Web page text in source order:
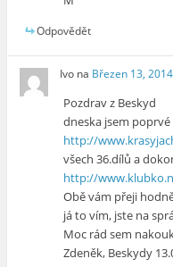
Odpovědět
Ivo na Březen 13,
Pozdrav z Beskyd
dneska jsem
http://
všech 36.dílů a
http://
Obě vám přeji
já to vím, jste na
Moc rád sem
Zdeněk, Beskydy